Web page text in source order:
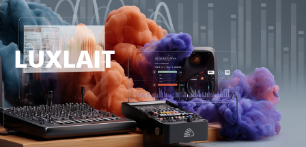
LUXLAIT